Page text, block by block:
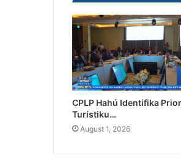
CPLP Hahú Identifika
Turístiku…
August 1, 2026